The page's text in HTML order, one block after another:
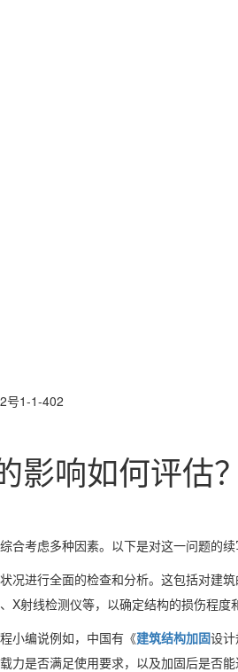
号1-1-402
响如何评估？
考虑多种因素。以下是对这一问题的续
况进行全面的检查和分析。这包括对建
射线检测仪等，以确定结构的损伤程度
小编说例如，中国有《建筑结构加固设
是否满足使用要求，以及加固后是否能